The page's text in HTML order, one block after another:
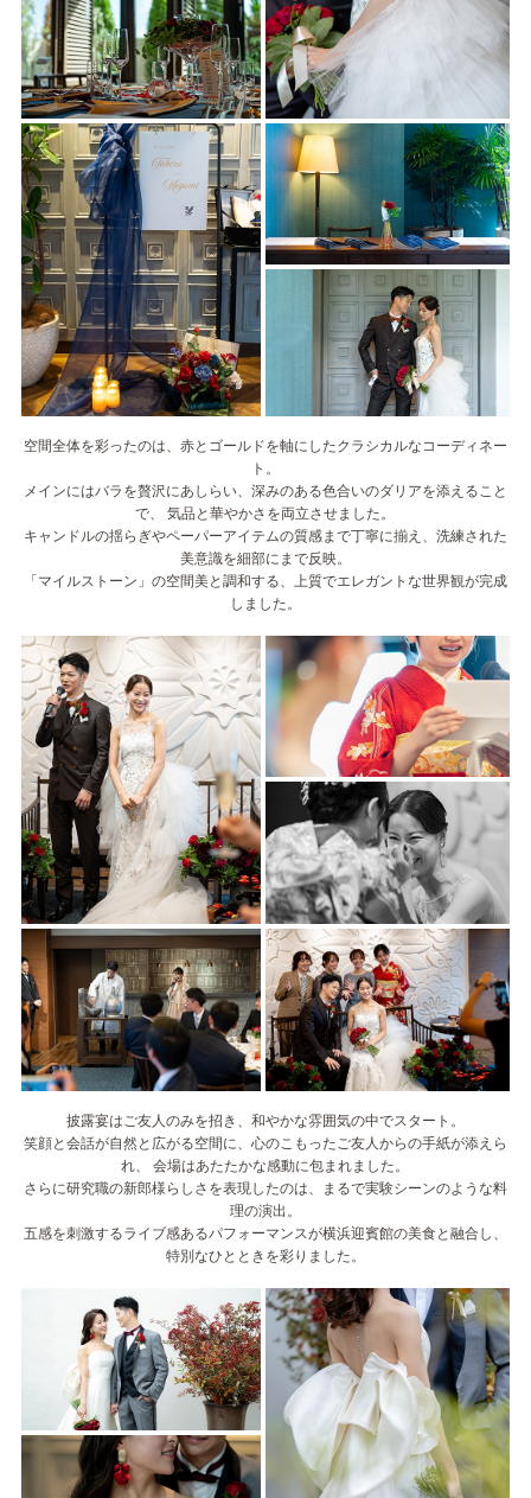
空間全体を彩ったのは、赤とゴールドを軸にしたクラシカルなコーディネー
ト。
メインにはバラを贅沢にあしらい、深みのある色合いのダリアを添えること
で、 気品と華やかさを両立させました。
キャンドルの揺らぎやペーパーアイテムの質感まで丁寧に揃え、洗練された
美意識を細部にまで反映。
「マイルストーン」の空間美と調和する、上質でエレガントな世界観が完成
しました。
披露宴はご友人のみを招き、和やかな雰囲気の中でスタート。
笑顔と会話が自然と広がる空間に、心のこもったご友人からの手紙が添えら
れ、 会場はあたたかな感動に包まれました。
さらに研究職の新郎様らしさを表現したのは、まるで実験シーンのような料
理の演出。
五感を刺激するライブ感あるパフォーマンスが横浜迎賓館の美食と融合し、
特別なひとときを彩りました。